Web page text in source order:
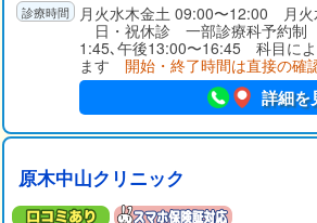
月火水木金土 09:00〜12:00 月
日・祝休診 一部診療科予約制
1:45､午後13:00〜16:45 科目に
ます 開始・終了時間は直接の確
詳細を
原木中山クリニック